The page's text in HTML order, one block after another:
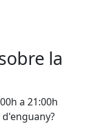
la
a 21:00h